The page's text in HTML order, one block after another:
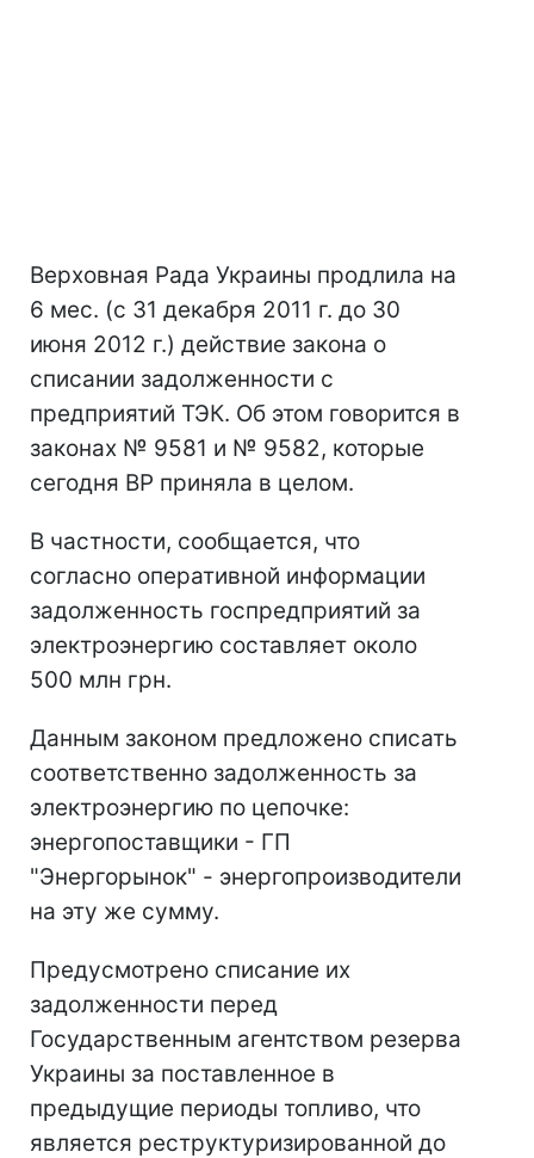
Верховная Рада Украины продлила на
6 мес. (с 31 декабря 2011 г. до 30
июня 2012 г.) действие закона о
списании задолженности с
предприятий ТЭК. Об этом говорится в
законах № 9581 и № 9582, которые
сегодня ВР приняла в целом.
В частности, сообщается, что
согласно оперативной информации
задолженность госпредприятий за
электроэнергию составляет около
500 млн грн.
Данным законом предложено списать
соответственно задолженность за
электроэнергию по цепочке:
энергопоставщики - ГП
"Энергорынок" - энергопроизводители
на эту же сумму.
Предусмотрено списание их
задолженности перед
Государственным агентством резерва
Украины за поставленное в
предыдущие периоды топливо, что
является реструктуризированной до